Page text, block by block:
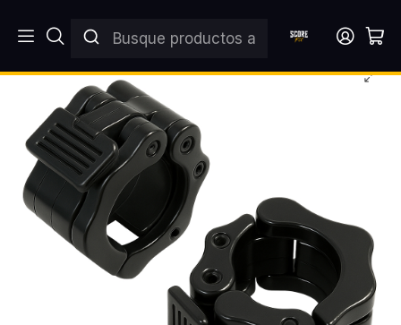
Par Collarines Olímpicos SCORE FIT®